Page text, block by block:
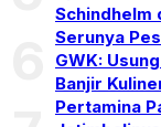
Schindhelm
Banyak
Serunya
GWK:
Banjir
Pesta
Pertamina